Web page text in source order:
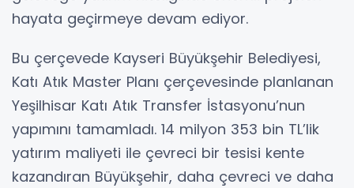
hayata geçirmeye devam ediyor.
Bu çerçevede Kayseri Büyükşehir Belediyesi,
Katı Atık Master Planı çerçevesinde planlanan
Yeşilhisar Katı Atık Transfer İstasyonu’nun
yapımını tamamladı. 14 milyon 353 bin TL’lik
yatırım maliyeti ile çevreci bir tesisi kente
kazandıran Büyükşehir, daha çevreci ve daha